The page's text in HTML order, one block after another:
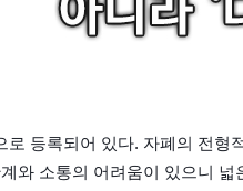
로 등록되어 있다. 자폐의 전
와 소통의 어려움이 있으니